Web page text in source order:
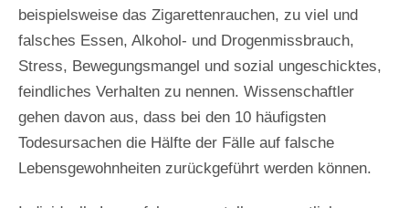
beispielsweise das Zigarettenrauchen, zu viel und
falsches Essen, Alkohol- und Drogenmissbrauch,
Stress, Bewegungsmangel und sozial ungeschicktes,
feindliches Verhalten zu nennen. Wissenschaftler
gehen davon aus, dass bei den 10 häufigsten
Todesursachen die Hälfte der Fälle auf falsche
Lebensgewohnheiten zurückgeführt werden können.